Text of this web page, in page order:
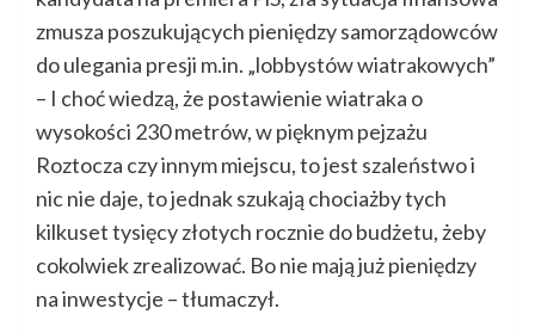
zmusza poszukujących pieniędzy samorządowców
do ulegania presji m.in. „lobbystów wiatrakowych”
– I choć wiedzą, że postawienie wiatraka o
wysokości 230 metrów, w pięknym pejzażu
Roztocza czy innym miejscu, to jest szaleństwo i
nic nie daje, to jednak szukają chociażby tych
kilkuset tysięcy złotych rocznie do budżetu, żeby
cokolwiek zrealizować. Bo nie mają już pieniędzy
na inwestycje – tłumaczył.